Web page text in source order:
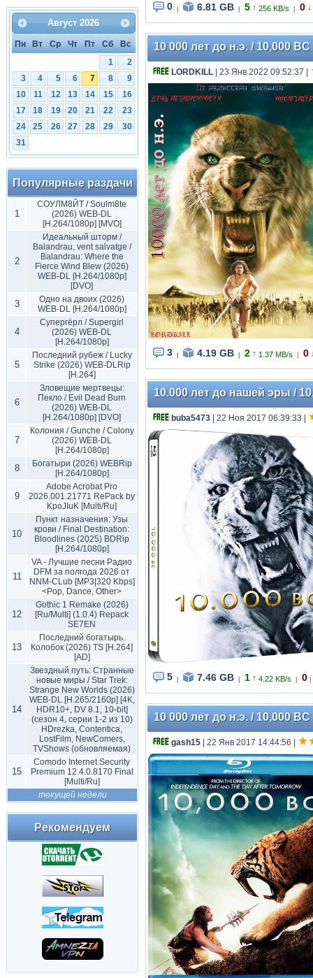
Август 2026
Пн Вт Ср Чт Пт Сб
Вс
1
2
3
4 5 6 7 8
9
10
11 12 13 14 15
16
17
18 19 20 21 22
23
24
25 26 27 28 29
30
31
Популярные раздачи
1
СОУЛМ8ЙТ / Soulm8te
(2026) WEB-DL
[H.264/1080p] [MVO]
2
Идеальный шторм /
Balandrau, vent salvatge /
Balandrau: Where the
Fierce Wind Blew (2026)
WEB-DL [H.264/1080p]
[DVO]
3
Одно на двоих (2026)
WEB-DL [H.264/1080p]
4
Супергёрл / Supergirl
(2026) WEB-DL
[H.264/1080p]
5
Последний рубеж / Lucky
Strike (2026) WEB-DLRip
[H.264]
6
Зловещие мертвецы:
Пекло / Evil Dead Burn
(2026) WEB-DL
[H.264/1080p] [DVO]
7
Колония / Gunche / Colony
(2026) WEB-DL
[H.264/1080p]
8
Богатыри (2026) WEBRip
[H.264/1080p]
9
Adobe Acrobat Pro
2026.001.21771 RePack by
KpoJIuK [Multi/Ru]
10
Пункт назначения: Узы
крови / Final Destination:
Bloodlines (2025) BDRip
[H.264/1080p]
11
VA - Лучшие песни Радио
DFM за полгода 2026 от
NNM-CLub [MP3|320 Kbps]
<Pop, Dance, Other>
12
Gothic 1 Remake (2026)
[Ru/Multi] (1.0.4) Repack
SE7EN
13
Последний богатырь.
Колобок (2026) TS [H.264]
[AD]
14
Звездный путь: Странные
новые миры / Star Trek:
Strange New Worlds (2026)
WEB-DL [H.265/2160p] [4K,
HDR10+, DV 8.1, 10-bit]
(сезон 4, серии 1-2 из 10)
HDrezka, Contentica,
LostFilm, NewComers,
TVShows (обновляемая)
15
Comodo Internet Security
Premium 12.4.0.8170 Final
[Multi/Ru]
текущей недели
Рекомендуем
0 6.81 GB 5 ↑ 256 KB/s 0 ↓
10 000 лет до н.э. / 10,000
LORDKILL | 23 Янв 2022 09:52:37
3 4.19 GB 2 ↑ 1.37 MB/s 0
10.000 лет до нашей эры /
buba5473 | 22 Ноя 2017 06:39:33
5 7.46 GB 1 ↑ 4.22 KB/s 0
10 000 лет до н.э. / 10,000
gash15 | 22 Янв 2017 14:44:56